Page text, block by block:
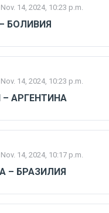
Nov. 14, 2024, 10:23 p.m.
БОЛИВИЯ
Nov. 14, 2024, 10:23 p.m.
– АРГЕНТИНА
Nov. 14, 2024, 10:17 p.m.
– БРАЗИЛИЯ